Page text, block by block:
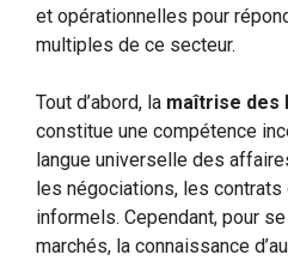
et opérationnelles pour
multiples de ce secteur.
Tout d’abord, la maîtrise des
constitue une compétence
langue universelle des
les négociations, les contrats
informels. Cependant, pour
marchés, la connaissance